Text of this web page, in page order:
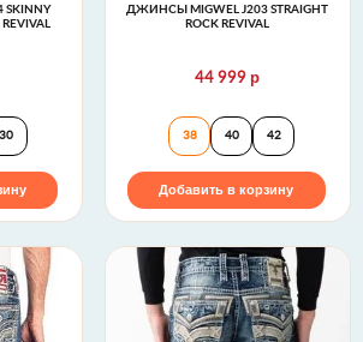
FRADY S204 SKINNY MOTO COATING
30
ДЖИНСЫ MIGWEL J203 STRAIGHT
ROCK REVIVAL
44 999р
Джинсы MIGWEL
38 40 42
Добавить в корзину